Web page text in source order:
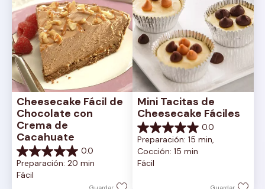
Cheesecake Fácil de
Chocolate con
Crema de
Cacahuate
0.0
0.0
de
5
Preparación: 20 min
Fácil
Mini Tacitas de
Cheesecake Fáciles
0.0
0.0
de
5
estrellas.
Preparación: 15 min,
Cocción: 15 min
Fácil